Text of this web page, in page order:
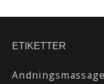
ETIKETTER
Andningsmassage